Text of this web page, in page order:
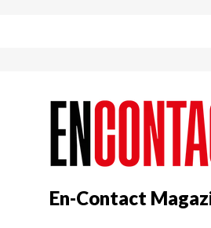
En-Contact